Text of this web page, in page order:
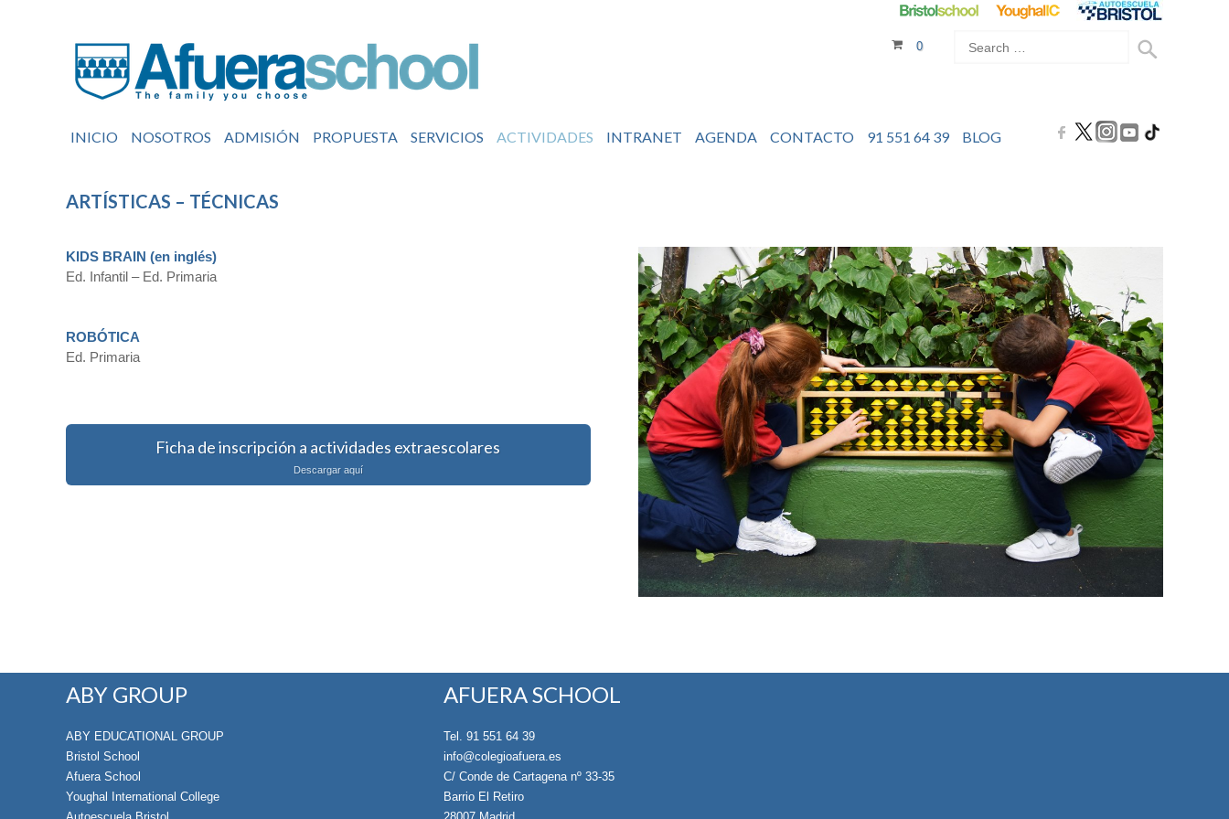
0
INICIO NOSOTROS ADMISIÓN PROPUESTA SERVICIOS ACTIVIDADES INTRANET AGENDA CONTACTO 91 551 64 39 BLOG
ARTÍSTICAS – TÉCNICAS
KIDS BRAIN (en inglés)
Ed. Infantil – Ed. Primaria
ROBÓTICA
Ed. Primaria
Ficha de inscripción a actividades extraescolares
Descargar aquí
ABY GROUP
ABY EDUCATIONAL GROUP
Bristol School
Afuera School
Youghal International College
AFUERA SCHOOL
Tel. 91 551 64 39
info@colegioafuera.es
C/ Conde de Cartagena nº 33-35
Barrio El Retiro